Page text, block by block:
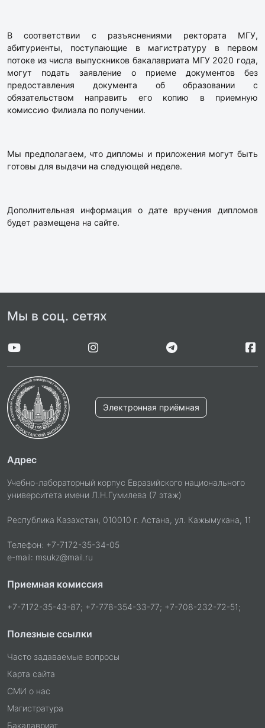
В соответствии с разъяснениями ректората МГУ,
абитуриенты, поступающие в магистратуру в первом
потоке из числа выпускников бакалавриата МГУ 2020 года,
могут подать заявление о приеме документов без
предоставления документа об образовании с
обязательством направить его копию в приемную
комиссию Филиала по получении.
Мы предполагаем, что дипломы и приложения могут быть
готовы для выдачи на следующей неделе.
Дополнительная информация о дате вручения дипломов
будет размещена на сайте.
Мы в соц. сетях
Электронная приёмная
Адрес
Учебно-лабораторный корпус Евразийского национального
университета имени Л.Н.Гумилева (7 этаж)
Республика Казахстан, 010010 г. Астана, ул. Кажымукана, 11
Телефон: +7-7172-35-34-05
e-mail: msukz@mail.ru
Приемная комиссия
+7-7172-35-43-87; +7-778-354-33-77; +7-708-232-72-51;
Полезные ссылки
Часто задаваемые вопросы
Карта сайта
СМИ о нас
Магистратура
Бакалавриат